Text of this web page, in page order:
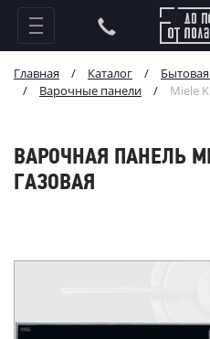
Главная / Каталог /
/
Варочные панели / Miele
ВАРОЧНАЯ ПАНЕЛЬ
ГАЗОВАЯ